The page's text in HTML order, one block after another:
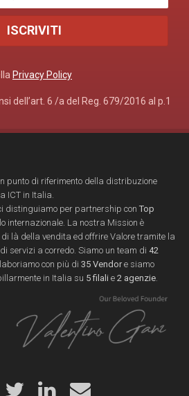
Privacy Policy
dell’art. 6 /a del Reg. 679/2016 al p.1
punto di riferimento della distribuzione
ICT in Italia.
distinguiamo per partnership con Top
internazionale. La nostra Mission è
là della vendita ed offrire Valore tramite la
servizi a corredo. Siamo un team di 42
con più di 35 Vendore siamo
in Italia su 5 filali e 2 agenzie